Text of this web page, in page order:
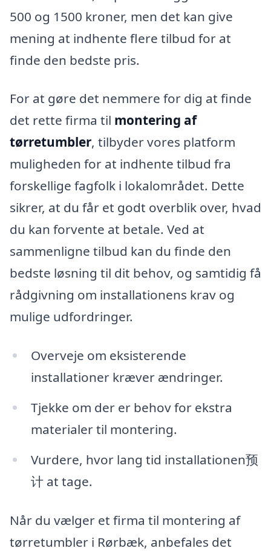
500 og 1500 kroner, men det kan give
mening at indhente flere tilbud for at
finde den bedste pris.
For at gøre det nemmere for dig at finde
det rette firma til montering af
tørretumbler, tilbyder vores platform
muligheden for at indhente tilbud fra
forskellige fagfolk i lokalområdet. Dette
sikrer, at du får et godt overblik over, hvad
du kan forvente at betale. Ved at
sammenligne tilbud kan du finde den
bedste løsning til dit behov, og samtidig få
rådgivning om installationens krav og
mulige udfordringer.
Overveje om eksisterende
installationer kræver ændringer.
Tjekke om der er behov for ekstra
materialer til montering.
Vurdere, hvor lang tid installationen预
计 at tage.
Når du vælger et firma til montering af
tørretumbler i Rørbæk, anbefales det